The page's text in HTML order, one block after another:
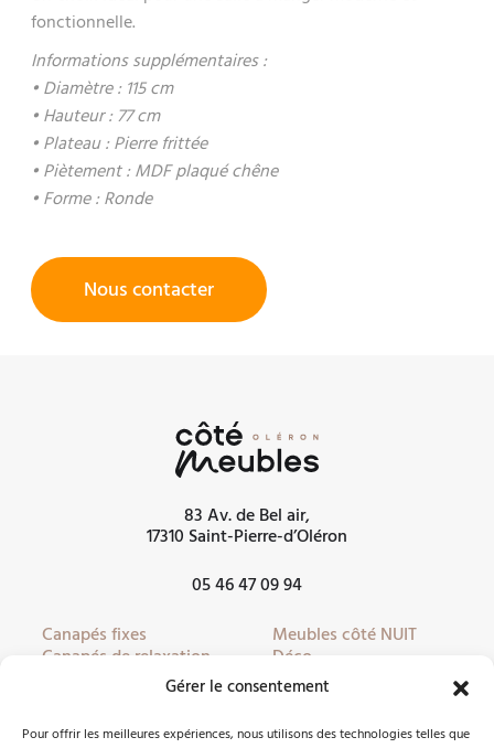
Gérer le consentement
Pour offrir les meilleures expériences, nous utilisons des technologies telles que
fonctionnelle.
Informations supplémentaires :
• Diamètre : 115 cm
• Hauteur : 77 cm
• Plateau : Pierre frittée
• Piètement : MDF plaqué chêne
• Forme : Ronde
Nous contacter
83 Av. de Bel air,
17310 Saint-Pierre-d’Oléron
05 46 47 09 94
Canapés fixes
Canapés de relaxation
Canapés convertibles
Meubles côté NUIT
Déco
Literie